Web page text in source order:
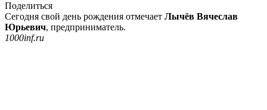
Поделиться
Сегодня свой день рождения отмечает Лычёв Вячеслав
Юрьевич, предприниматель.
1000inf.ru